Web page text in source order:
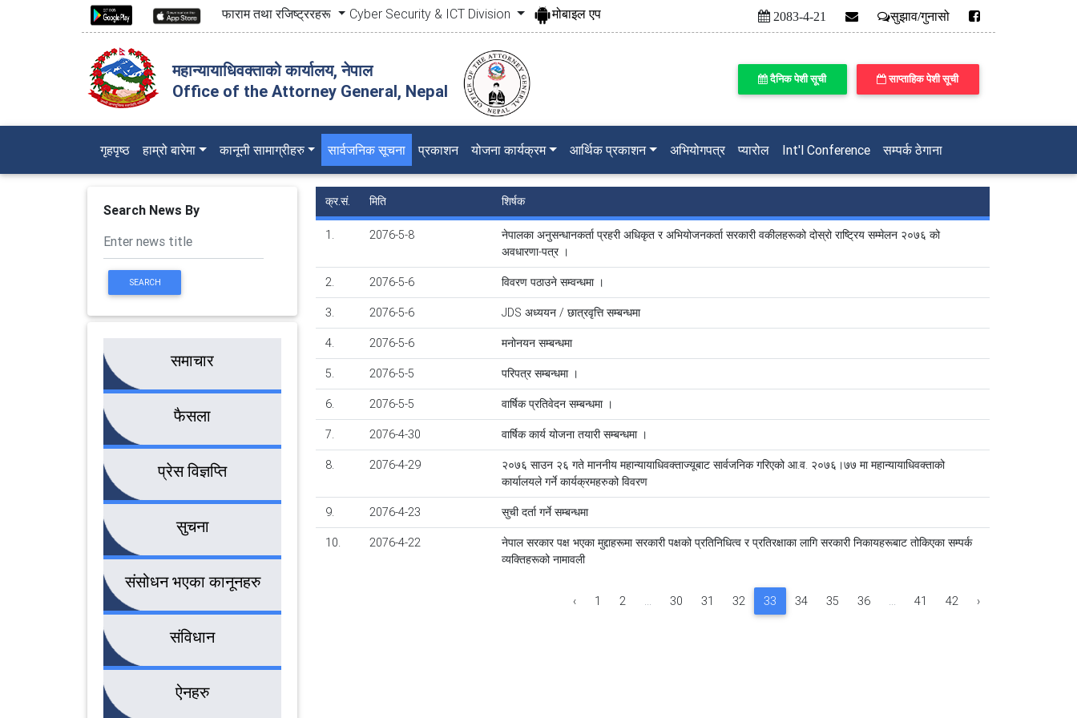
फाराम तथा रजिष्ट्ररहरू Cyber Security & ICT Division मोबाइल एप 2083-4-21 सुझाव/गुनासो
महान्यायाधिवक्ताको कार्यालय, नेपाल
Office of the Attorney General, Nepal
दैनिक पेशी सूची साप्ताहिक पेशी सूची
गृहपृष्ठ(current)
हाम्रो बारेमा कानूनी सामाग्रीहरु सार्वजनिक सूचना प्रकाशन योजना कार्यक्रम आर्थिक प्रकाशन अभियोगपत्र प्यारोल Int'l Conference सम्पर्क ठेगाना
Search News By
SEARCH
समाचार
फैसला
प्रेस विज्ञप्ति
सुचना
संसोधन भएका कानूनहरु
संविधान
ऐनहरु
क्र.सं. मिति शिर्षक
1. 2076-5-8
नेपालका अनुसन्धानकर्ता प्रहरी अधिकृत र अभियोजनकर्ता सरकारी वकीलहरूको दोस्रो राष्ट्रिय सम्मेलन २०७६ को
अवधारणा-पत्र ।
2. 2076-5-6 विवरण पठाउने सम्वन्धमा ।
3. 2076-5-6 JDS अध्ययन / छात्रवृत्ति सम्बन्धमा
4. 2076-5-6 मनोनयन सम्बन्धमा
5. 2076-5-5 परिपत्र सम्बन्धमा ।
6. 2076-5-5 वार्षिक प्रतिवेदन सम्बन्धमा ।
7. 2076-4-30 वार्षिक कार्य योजना तयारी सम्बन्धमा ।
8. 2076-4-29
२०७६ साउन २६ गते माननीय महान्यायाधिवक्ताज्यूबाट सार्वजनिक गरिएको आ.व. २०७६।७७ मा महान्यायाधिवक्ताको
कार्यालयले गर्ने कार्यक्रमहरुको विवरण
9. 2076-4-23 सुची दर्ता गर्ने सम्बन्धमा
10. 2076-4-22
नेपाल सरकार पक्ष भएका मुद्दाहरूमा सरकारी पक्षको प्रतिनिधित्व र प्रतिरक्षाका लागि सरकारी निकायहरूबाट तोकिएका सम्पर्क
व्यक्तिहरूको नामावली
‹ 1 2 ... 30 31 32 33 34 35 36 ... 41 42 ›